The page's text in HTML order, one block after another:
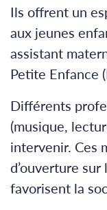
Ils offrent un
aux jeunes
assistant
Petite Enfance
Différents
(musique,
intervenir. Ces
d’ouverture
favorisent la